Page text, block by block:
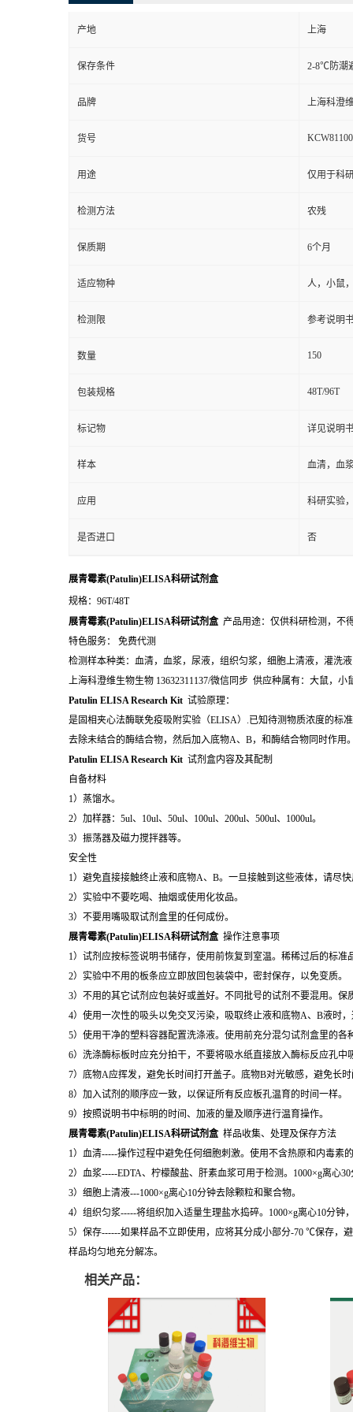
产地 上海
保存条件 2-8℃防潮
品牌 上海科澄
货号 KCW81100
用途 仅用于科
检测方法 农残
保质期 6个月
适应物种 人，小鼠
检测限 参考说明
数量 150
包装规格 48T/96T
标记物 详见说明
样本 血清，血
应用 科研实验
是否进口 否
展青霉素(Patulin)ELISA科研试剂盒
规格：96T/48T
展青霉素(Patulin)ELISA科研试剂盒 产品用途：仅供科研检测，不
特色服务： 免费代测
检测样本种类：血清，血浆，尿液，组织匀浆，细胞上清液，灌洗
上海科澄维生物生物 13632311137/微信同步 供应种属有：大鼠，
Patulin ELISA Research Kit 试验原理：
是固相夹心法酶联免疫吸附实验（ELISA）.已知待测物质浓度的标
去除未结合的酶结合物，然后加入底物A、B，和酶结合物同时作
Patulin ELISA Research Kit 试剂盒内容及其配制
自备材料
1）蒸馏水。
2）加样器：5ul、10ul、50ul、100ul、200ul、500ul、1000ul。
3）振荡器及磁力搅拌器等。
安全性
1）避免直接接触终止液和底物A、B。一旦接触到这些液体，请尽
2）实验中不要吃喝、抽烟或使用化妆品。
3）不要用嘴吸取试剂盒里的任何成份。
展青霉素(Patulin)ELISA科研试剂盒 操作注意事项
1）试剂应按标签说明书储存，使用前恢复到室温。稀稀过后的标准
2）实验中不用的板条应立即放回包装袋中，密封保存，以免变质。
3）不用的其它试剂应包装好或盖好。不同批号的试剂不要混用。保
4）使用一次性的吸头以免交叉污染，吸取终止液和底物A、B液时
5）使用干净的塑料容器配置洗涤液。使用前充分混匀试剂盒里的各
6）洗涤酶标板时应充分拍干，不要将吸水纸直接放入酶标反应孔中
7）底物A应挥发，避免长时间打开盖子。底物B对光敏感，避免长
8）加入试剂的顺序应一致，以保证所有反应板孔温育的时间一样。
9）按照说明书中标明的时间、加液的量及顺序进行温育操作。
展青霉素(Patulin)ELISA科研试剂盒 样品收集、处理及保存方法
1）血清-----操作过程中避免任何细胞刺激。使用不含热原和内毒素
2）血浆-----EDTA、柠檬酸盐、肝素血浆可用于检测。1000×g离心
3）细胞上清液---1000×g离心10分钟去除颗粒和聚合物。
4）组织匀浆-----将组织加入适量生理盐水捣碎。1000×g离心10分钟
5）保存------如果样品不立即使用，应将其分成小部分-70 ℃保存，
样品均匀地充分解冻。
相关产品：